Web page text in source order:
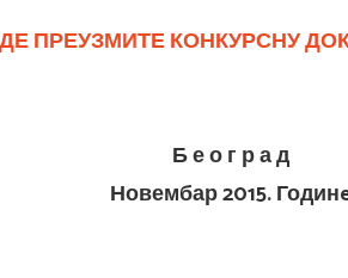
ПРЕУЗМИТЕКОНКУРСНУ
Б е о г р а д
Новембар 2015. Годин